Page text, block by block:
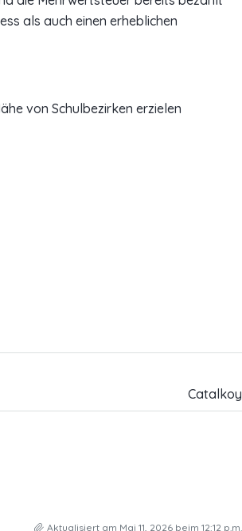
als auch einen erheblichen
von Schulbezirken erzielen
Catalkoy
Aktualisiert am Mai 11, 2026 beim 12:12 p.m.